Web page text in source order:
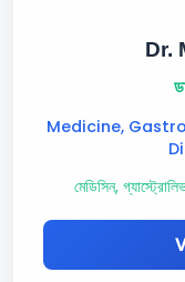
Dr.
Medicine,
মেডিসিন,